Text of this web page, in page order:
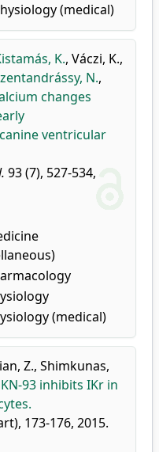
(medical)
K., Váczi, K.,
N.,
changes
ventricular
93 (7), 527-534,
(medical)
Z., Shimkunas,
KN-93 inhibits IKr in
173-176, 2015.